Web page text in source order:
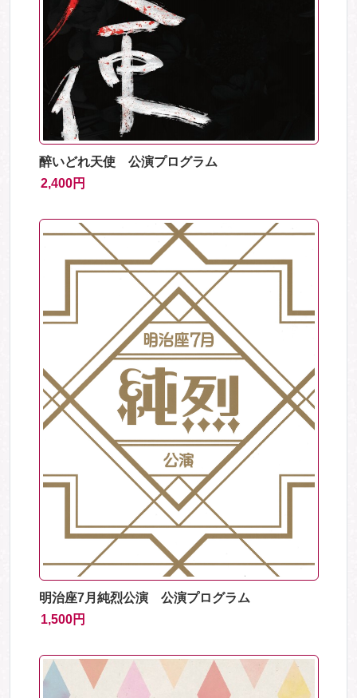
醉いどれ天使 公演プログラム
2,400円
明治座7月純烈公演 公演プログラム
1,500円